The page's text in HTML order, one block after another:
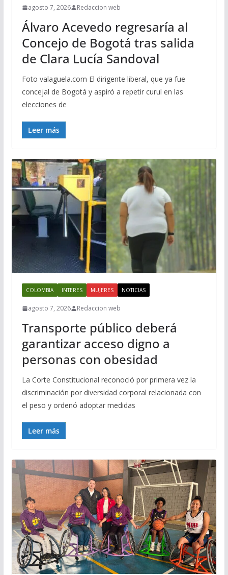
agosto 7, 2026 Redaccion web
Álvaro Acevedo regresaría al
Concejo de Bogotá tras salida
de Clara Lucía Sandoval
Foto valaguela.com El dirigente liberal, que ya fue
concejal de Bogotá y aspiró a repetir curul en las
elecciones de
Leer más
COLOMBIA INTERES MUJERES NOTICIAS
agosto 7, 2026 Redaccion web
Transporte público deberá
garantizar acceso digno a
personas con obesidad
La Corte Constitucional reconoció por primera vez la
discriminación por diversidad corporal relacionada con
el peso y ordenó adoptar medidas
Leer más